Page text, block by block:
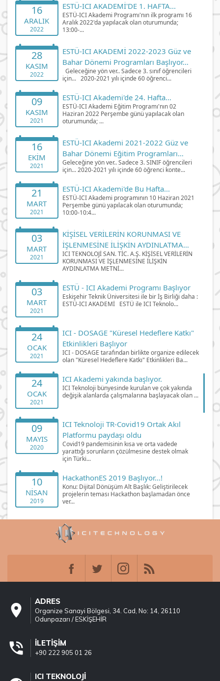
16
ARALIK
2022
ESTÜ-ICI AKADEMİ'DE 1. HAFTA...
ESTÜ-ICI Akademi Programı'nın ilk programı 16
Aralık 2022'da yapılacak olan oturumunda;
13:00-...
28
KASIM
2022
ESTÜ-ICI AKADEMİ 2022-2023 Güz ve
Bahar Dönemi Programları Başlıyor…
Geleceğine yön ver.. Sadece 3. sınıf öğrencileri
için... 2020-2021 yılı içinde 60 öğrenci...
09
KASIM
2021
ESTÜ-ICI Akademi'de 24. Hafta...
ESTÜ-ICI Akademi Eğitim Programı'nın 02
Haziran 2022 Perşembe günü yapılacak olan
oturumunda; ...
16
EKIM
2021
ESTÜ-ICI Akademi 2021-2022 Güz ve
Bahar Dönemi Eğitim Programları
Başlıyor..
Geleceğine yön ver.. Sadece 3. SINIF öğrencileri
için... 2020-2021 yılı içinde 60 öğrenci konte...
21
MART
2021
ESTÜ-ICI Akademi'de Bu Hafta...
ESTÜ-ICI Akademi programının 10 Haziran 2021
Perşembe günü yapılacak olan oturumunda;
10:00-10:4...
03
MART
2021
KİŞİSEL VERİLERİN KORUNMASI VE
İŞLENMESİNE İLİŞKİN AYDINLATMA
METNİ
ICI TEKNOLOJİ SAN. TİC. A.Ş. KİŞİSEL VERİLERİN
KORUNMASI VE İŞLENMESİNE İLİŞKİN
AYDINLATMA METNİ...
03
MART
2021
ESTÜ - ICI Akademi Programı Başlıyor
Eskişehir Teknik Üniversitesi ile bir İş Birliği daha :
ESTÜ-ICI AKADEMİ ESTÜ ile ICI Teknolo...
24
OCAK
2021
ICI - DOSAGE "Küresel Hedeflere Katkı"
Etkinlikleri Başlıyor
ICI - DOSAGE tarafından birlikte organize edilecek
olan "Küresel Hedeflere Katkı" Etkinlikleri Ba...
24
OCAK
2021
ICI Akademi yakında başlıyor.
ICI Teknoloji bünyesinde kurulan ve çok yakında
değişik alanlarda çalışmalarına başlayacak olan ...
09
MAYIS
2020
ICI Teknoloji TR-Covid19 Ortak Akıl
Platformu paydaşı oldu
Covid19 pandemisinin kısa ve orta vadede
yarattığı sorunların çözülmesine destek olmak
için Türki...
10
NISAN
2019
HackathonES 2019 Başlıyor...!
Konu: Dijital Dönüşüm Alt Başlık: Geliştirilecek
projelerin teması Hackathon başlamadan önce
ver...
location_on
ADRES
Organize Sanayi Bölgesi, 34. Cad, No: 14, 26110
Odunpazarı / ESKİŞEHİR
phone_in_talk İLETIŞIM
+90 222 905 01 26
ICI TEKNOLOJI